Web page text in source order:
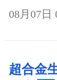
08月07日
超合金